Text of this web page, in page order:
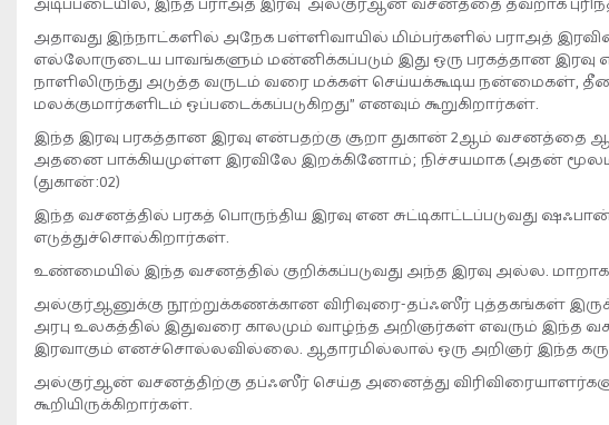
அடிப்படையில், இந்த பராஅத் இரவு அல்குர்ஆன் வசனத்தை தவறாக
அதாவது இந்நாட்களில் அநேக பள்ளிவாயில் மிம்பர்களில் பராஅத்
எல்லோருடைய பாவங்களும் மன்னிக்கப்படும் இது ஒரு பரகத்தான இரவு
நாளிலிருந்து அடுத்த வருடம் வரை மக்கள் செய்யக்கூடிய நன்மைகள்,
மலக்குமார்களிடம் ஒப்படைக்கப்படுகிறது” எனவும் கூறுகிறார்கள்.
இந்த இரவு பரகத்தான இரவு என்பதற்கு சூறா துகான் 2ஆம் வசனத்தை
அதனை பாக்கியமுள்ள இரவிலே இறக்கினோம்; நிச்சயமாக (அதன் மூலம்)
(துகான்:02)
இந்த வசனத்தில் பரகத் பொருந்திய இரவு என சுட்டிகாட்டப்படுவது
எடுத்துச்சொல்கிறார்கள்.
உண்மையில் இந்த வசனத்தில் குறிக்கப்படுவது அந்த இரவு அல்ல.
அல்குர்ஆனுக்கு நூற்றுக்கணக்கான விரிவுரை-தப்ஃஸீர் புத்தகங்கள்
அரபு உலகத்தில் இதுவரை காலமும் வாழ்ந்த அறிஞர்கள் எவரும் இந்த
இரவாகும் எனச்சொல்லவில்லை. ஆதாரமில்லால் ஒரு அறிஞர் இந்த
அல்குர்ஆன் வசனத்திற்கு தப்ஃஸீர் செய்த அனைத்து
கூறியிருக்கிறார்கள்.